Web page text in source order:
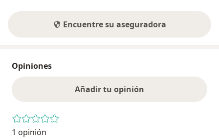
Encuentre su aseguradora
Opiniones
Añadir tu opinión
1 opinión